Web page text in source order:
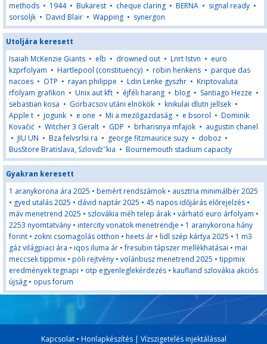
methods • 1944• Bukarest • cheque claring • BERNA • signal ready •
sorsoljk • David Blair • Wapping • synergon
Utoljára keresett
Isaiah McKenzie Giants • elb • drowned out • Lnrt Istvn • euro
kzprfolyam • Hartlepool (constituency) • robin henkens • parque das
nacoes • OTP • rayan philippe • Ldin Lenke gyszhr • Kriptovaluta
rfolyam grafikon • Unix aut kft • éjféli harang • blog • Santiago Hezze •
sebastian kosa • Gorbacsov utáni elnökök • knikulai dlutn jellsek •
Apple t • jogunk • e one • Mi a mezőgazdaság • e bsorol • Dominik
Kovačić • Witcher 3 Geralt • GDP • brharisnya mfajok • augustin chanel
• JIU UN • Bza felvsrlsi ra • george fitzmaurice suzy • doboz •
BusStore Bratislava, Szlovďż˝kia • Bournemouth stadium capacity
Gyakran keresett
1 aranykorona ára 2025 • bemért rendszámok • ausztria minimálbér 2025
• gyed utalás 2025 • dávid naptár 2025 • 45 napos időjárás előrejelzés •
máv menetrend 2025 • szlovákia méh telep árak • várható euro árfolyam •
2253 nyomtatvány • intercity vonatok menetrendje • 1 aranykorona hány
forint • zokni csomagolás otthon • heets ár • lidl szép kártya 2025 • 1 m3
gáz világpiaci ára • iqos iluma ár •fresubin tápszer mellékhatásai • mai
meccsek tippmix • pöli rejtvény • volánbusz menetrend 2025 • tippmix
eredmények tegnapi • otp egyenleglekérdezés • kaufland szlovákia akciós
újság • opus forum
Kapcsolat• Honlapkészítés| Vízszigetelés injektálással